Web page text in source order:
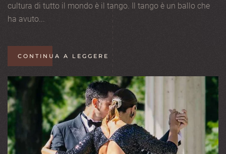
cultura di tutto il mondo è il tango. Il tango è un ballo che
ha avuto...
CONTINUA A LEGGERE